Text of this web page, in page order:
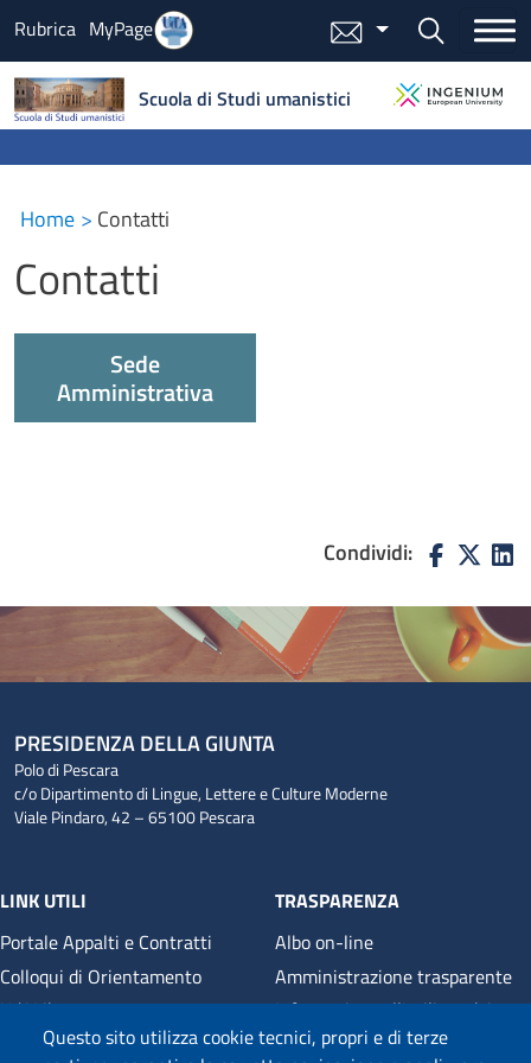
Salta al contenuto principale
Questo sito utilizza cookie tecnici, propri e di terze
Rubrica MyPage Menu mail Bottone
Scuola di Studi umanistici
Home Contatti
Contatti
Sede
Amministrativa
Condividi:
PRESIDENZA DELLA GIUNTA
Polo di Pescara
c/o Dipartimento di Lingue, Lettere e Culture Moderne
Viale Pindaro, 42 – 65100 Pescara
LINK UTILI
Portale Appalti e Contratti
Colloqui di Orientamento
UdALibrary
E-Learning
TRASPARENZA
Albo on-line
Amministrazione trasparente
Informativa sull'utilizzo dei
cookie